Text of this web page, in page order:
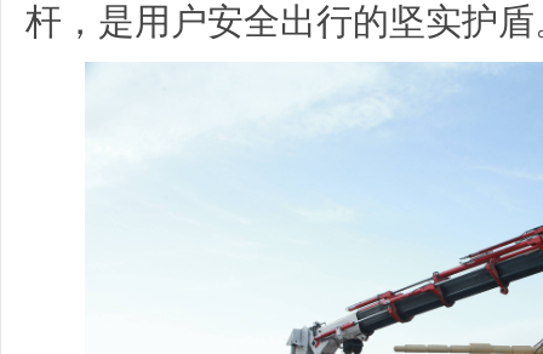
杆，是用户安全出行的坚实护盾